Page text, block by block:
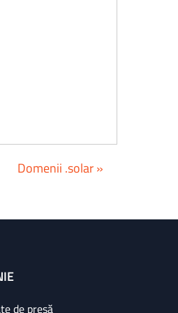
Domenii .solar »
de presă